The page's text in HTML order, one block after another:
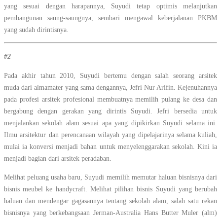
yang sesuai dengan harapannya, Suyudi tetap optimis melanjutkan
pembangunan saung-saungnya, sembari mengawal keberjalanan PKBM
yang sudah dirintisnya.
#2
Pada akhir tahun 2010, Suyudi bertemu dengan salah seorang arsitek
muda dari almamater yang sama dengannya, Jefri Nur Arifin. Kejenuhannya
pada profesi arsitek profesional membuatnya memilih pulang ke desa dan
bergabung dengan gerakan yang dirintis Suyudi. Jefri bersedia untuk
menjalankan sekolah alam sesuai apa yang dipikirkan Suyudi selama ini.
Ilmu arsitektur dan perencanaan wilayah yang dipelajarinya selama kuliah,
mulai ia konversi menjadi bahan untuk menyelenggarakan sekolah. Kini ia
menjadi bagian dari arsitek peradaban.
Melihat peluang usaha baru, Suyudi memilih memutar haluan bisnisnya dari
bisnis meubel ke handycraft. Melihat pilihan bisnis Suyudi yang berubah
haluan dan mendengar gagasannya tentang sekolah alam, salah satu rekan
bisnisnya yang berkebangsaan Jerman-Australia Hans Butter Muler (alm)